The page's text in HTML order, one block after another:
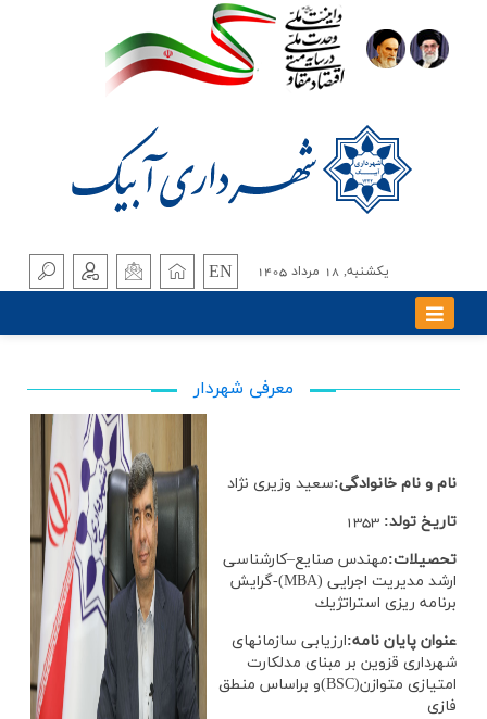
يکشنبه, 18 مرداد 1405 EN
معرفی شهردار
نام و نام خانوادگی:سعيد وزيري نژاد
تاریخ تولد:
تحصیلات:مهندس صنايع–كارشناسي
ارشد مديريت اجرايي (MBA)-گرايش
برنامه ريزي استراتژيك
عنوان پایان نامه:ارزيابي سازمانهاي
شهرداري قزوين بر مبناي مدلكارت
امتيازي متوازن(BSC)و براساس منطق
فازي